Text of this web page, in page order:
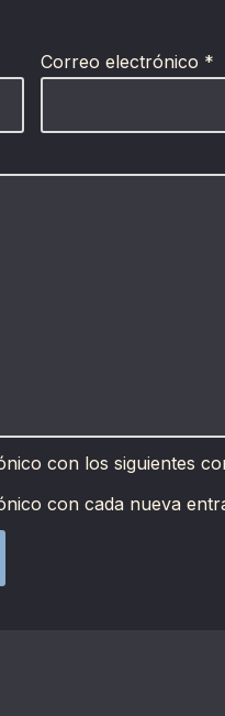
Correo electrónico *
con los siguientes
con cada nueva